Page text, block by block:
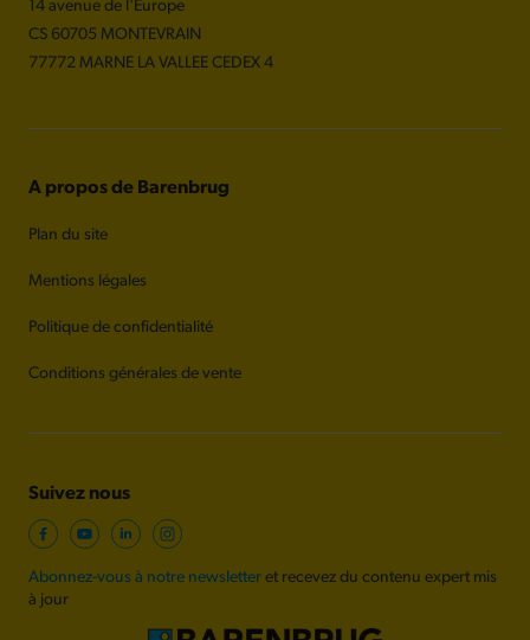
14 avenue de l'Europe
CS 60705 MONTEVRAIN
77772 MARNE LA VALLEE CEDEX 4
A propos de Barenbrug
Plan du site
Mentions légales
Politique de confidentialité
Conditions générales de vente
Suivez nous
Abonnez-vous à notre newsletter et recevez du contenu expert mis
à jour